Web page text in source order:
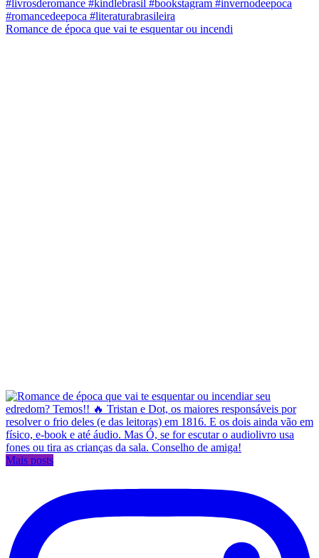
Romance de época que vai te esquentar ou incendi
Mais posts